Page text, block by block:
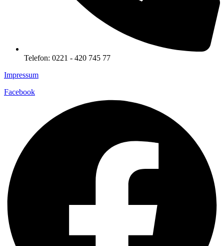
Telefon: 0221 - 420 745 77
Impressum
Facebook